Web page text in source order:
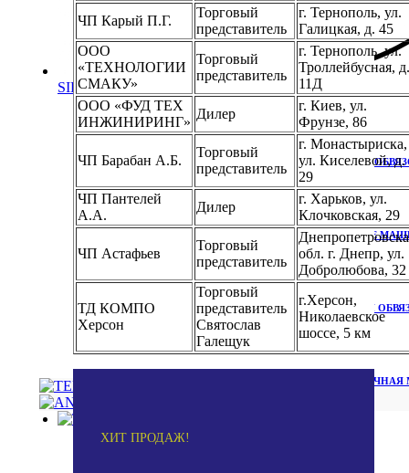
SIEBECK
НАСТОЛЬНАЯ
ОБВЯЗОЧНЫЕ
АВТОМАТИЧЕСКАЯ
АВТОМАТИЧЕСКАЯ ОБВЯЗОЧНАЯ
ЧП Карый П.Г.
Торговый
представитель
г. Тернополь, ул.
Галицкая, д. 45
ООО
«ТЕХНОЛОГИИ
СМАКУ»
Торговый
представитель
г. Тернополь, ул.
Троллейбусная, д.
11Д
ООО «ФУД ТЕХ
ИНЖИНИРИНГ»
Дилер
г. Киев, ул.
Фрунзе, 86
ЧП Барабан А.Б.
Торговый
представитель
г. Монастыриска,
ул. Киселевой, д.
29
ЧП Пантелей
А.А.
Дилер
г. Харьков, ул.
Клочковская, 29
ЧП Астафьев
Торговый
представитель
обл. г. Днепр, ул.
Добролюбова, 32
ТД КОМПО
Херсон
Торговый
представитель
Святослав
Галещук
г.Херсон,
Николаевское
шоссе, 5 км
ХИТ ПРОДАЖ!